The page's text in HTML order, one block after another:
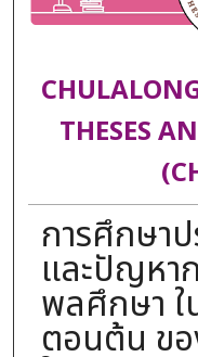
THESES
การศึกษา
และปัญหา
พลศึกษา
ตอนต้น ขอ